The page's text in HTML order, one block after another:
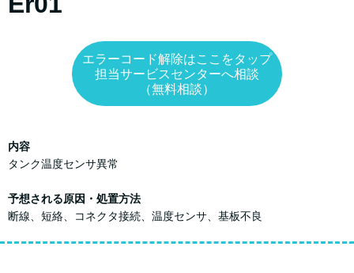
エラーコード解除はここをタップ
担当サービスセンターへ相談
（無料相談）
内容
タンク温度センサ異常
予想される原因・処置方法
断線、短絡、コネクタ接続、温度センサ、基板不良